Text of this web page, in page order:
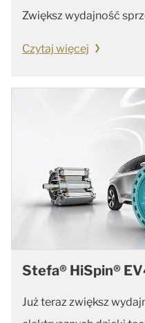
Zwiększ wydajność
Czytaj więcej
Stefa® HiSpin®
Już teraz zwiększ